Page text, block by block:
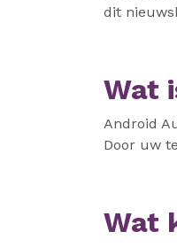
dit
Wat
Android
Door uw
Wat